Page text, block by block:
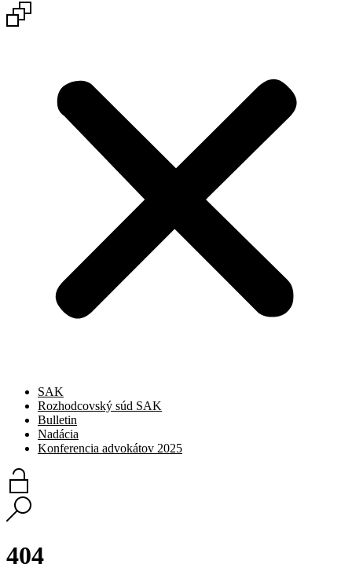
SAK
Rozhodcovský súd SAK
Bulletin
Nadácia
Konferencia advokátov 2025
404